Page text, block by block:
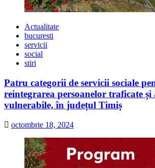
Actualitate
bucuresti
servicii
social
stiri
Patru categorii de servicii sociale
reintegrarea persoanelor traficate
vulnerabile, în județul Timiș
octombrie 18, 2024